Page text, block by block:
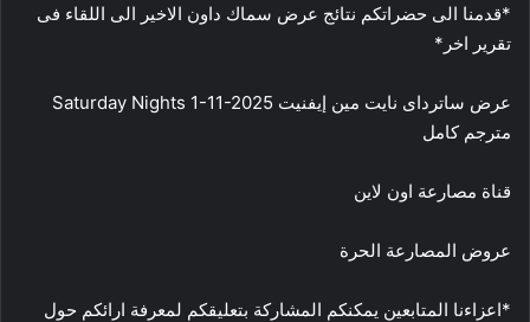
*قدمنا الى حضراتكم نتائج عرض سماك داون الاخير الى اللقاء فى
تقرير اخر*
عرض ساترداى نايت مين إيفنيت Saturday Nights 1-11-2025
مترجم كامل
قناة مصارعة اون لاين
عروض المصارعة الحرة
*اعزاءنا المتابعين يمكنكم المشاركة بتعليقكم لمعرفة ارائكم حول